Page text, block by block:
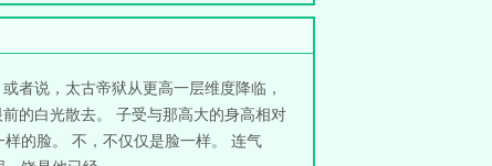
者说，太古帝狱从更高一层维度降临，
的白光散去。 子受与那高大的身高相对
的脸。 不，不仅仅是脸一样。 连气